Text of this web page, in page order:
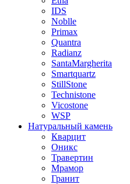
IDS
Noblle
Primax
Quantra
Radianz
SantaMargherita
Smartquartz
StillStone
Technistone
Vicostone
WSP
Натуральный камень
Кварцит
Оникс
Травертин
Мрамор
Гранит